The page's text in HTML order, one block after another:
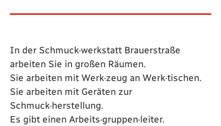
In der Schmuck·werkstatt Brauerstraße
arbeiten Sie in großen Räumen.
Sie arbeiten mit Werk·zeug an Werk·tischen.
Sie arbeiten mit Geräten zur
Schmuck·herstellung.
Es gibt einen Arbeits·gruppen·leiter.